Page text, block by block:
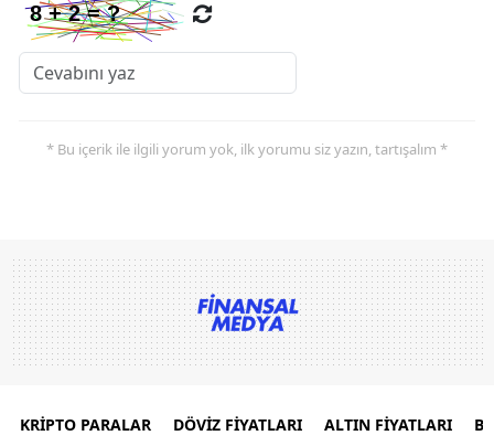
* Bu içerik ile ilgili yorum yok, ilk yorumu siz yazın, tartışalım *
KRİPTO PARALAR DÖVİZ FİYATLARI ALTIN FİYATLARI